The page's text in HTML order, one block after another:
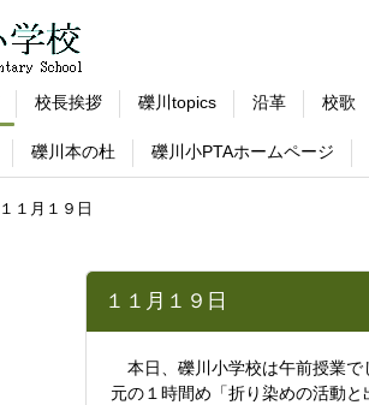
校長挨拶 礫川topics 沿革 校歌
礫川本の杜 礫川小PTAホームページ
１１月１９日
１１月１９日
本日、礫川小学校は午前授業で
元の１時間め「折り染めの活動